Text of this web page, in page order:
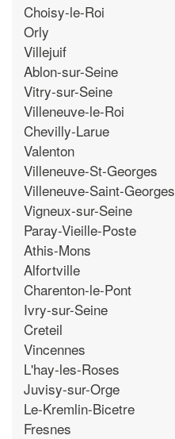
Choisy-le-Roi
Orly
Villejuif
Ablon-sur-Seine
Vitry-sur-Seine
Villeneuve-le-Roi
Chevilly-Larue
Valenton
Villeneuve-St-Georges
Villeneuve-Saint-Georges
Vigneux-sur-Seine
Paray-Vieille-Poste
Athis-Mons
Alfortville
Charenton-le-Pont
Ivry-sur-Seine
Creteil
Vincennes
L'hay-les-Roses
Juvisy-sur-Orge
Le-Kremlin-Bicetre
Fresnes